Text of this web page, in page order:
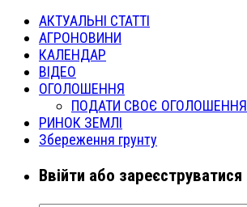
АКТУАЛЬНІ СТАТТІ
АГРОНОВИНИ
КАЛЕНДАР
ВІДЕО
ОГОЛОШЕННЯ
ПОДАТИ СВОЄ ОГОЛОШЕННЯ
РИНОК ЗЕМЛІ
Збереження грунту
Ввійти або зареєструватися